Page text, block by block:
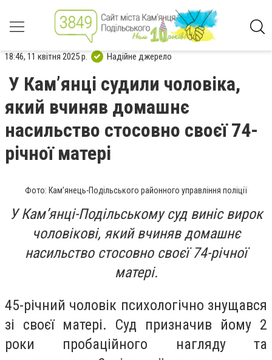
18:46, 11 квітня 2025 р. Надійне джерело
У Камʼянці судили чоловіка,
який вчиняв домашнє
насильство стосовно своєї 74-
річної матері
Фото: Кам’янець-Подільського районного управління поліції
У Камʼянці-Подільському суд виніс вирок
чоловікові, який вчиняв домашнє
насильство стосовно своєї 74-річної
матері.
45-річний чоловік психологічно знущався
зі своєї матері. Суд призначив йому 2
роки пробаційного нагляду та